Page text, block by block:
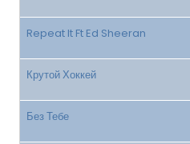
Repeat It Ft Ed Sheeran
Крутой Хоккей
Без Тебе